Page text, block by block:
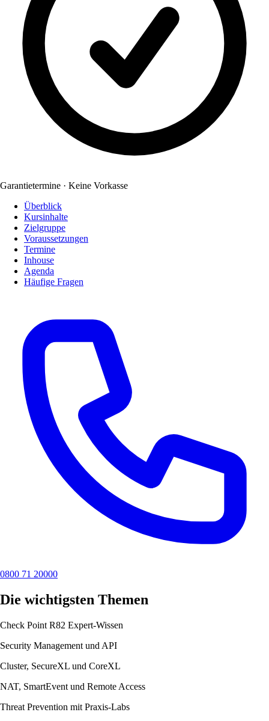
Garantietermine · Keine Vorkasse
Überblick
Kursinhalte
Zielgruppe
Voraussetzungen
Termine
Inhouse
Agenda
Häufige Fragen
0800 71 20000
Die wichtigsten Themen
Check Point R82 Expert-Wissen
Security Management und API
Cluster, SecureXL und CoreXL
NAT, SmartEvent und Remote Access
Threat Prevention mit Praxis-Labs